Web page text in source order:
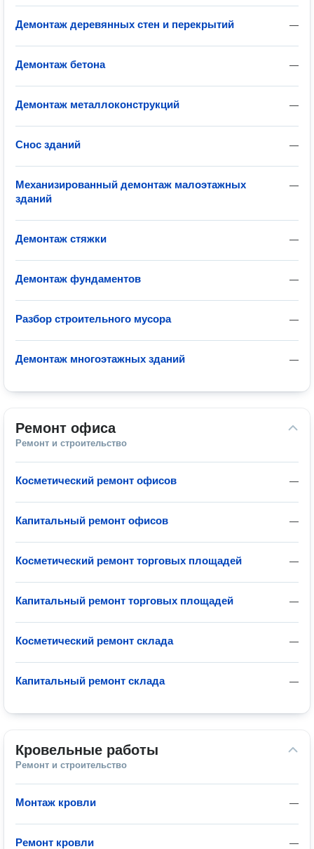
—
Демонтаж деревянных стен и перекрытий
—
Демонтаж бетона
—
Демонтаж металлоконструкций
—
Снос зданий
—
Механизированный демонтаж малоэтажных
зданий
—
Демонтаж стяжки
—
Демонтаж фундаментов
—
Разбор строительного мусора
—
Демонтаж многоэтажных зданий
Ремонт офиса
Ремонт и строительство
—
Косметический ремонт офисов
—
Капитальный ремонт офисов
—
Косметический ремонт торговых площадей
—
Капитальный ремонт торговых площадей
—
Косметический ремонт склада
—
Капитальный ремонт склада
Кровельные работы
Ремонт и строительство
—
Монтаж кровли
—
Ремонт кровли